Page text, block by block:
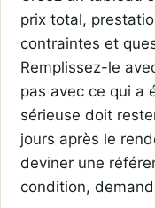
prix total,
contraintes et
Remplissez-le
pas avec ce qui a
sérieuse doit
jours après le
deviner une
condition,